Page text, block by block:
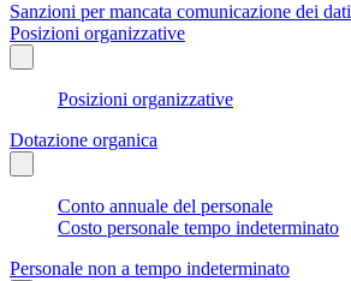
Sanzioni per mancata comunicazione dei dati
Posizioni organizzative
Posizioni organizzative
Dotazione organica
Conto annuale del personale
Costo personale tempo indeterminato
Personale non a tempo indeterminato